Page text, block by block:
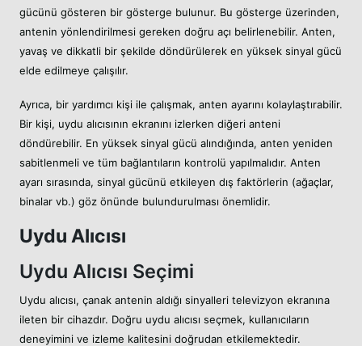
gücünü gösteren bir gösterge bulunur. Bu gösterge üzerinden,
antenin yönlendirilmesi gereken doğru açı belirlenebilir. Anten,
yavaş ve dikkatli bir şekilde döndürülerek en yüksek sinyal gücü
elde edilmeye çalışılır.
Ayrıca, bir yardımcı kişi ile çalışmak, anten ayarını kolaylaştırabilir.
Bir kişi, uydu alıcısının ekranını izlerken diğeri anteni
döndürebilir. En yüksek sinyal gücü alındığında, anten yeniden
sabitlenmeli ve tüm bağlantıların kontrolü yapılmalıdır. Anten
ayarı sırasında, sinyal gücünü etkileyen dış faktörlerin (ağaçlar,
binalar vb.) göz önünde bulundurulması önemlidir.
Uydu Alıcısı
Uydu Alıcısı Seçimi
Uydu alıcısı, çanak antenin aldığı sinyalleri televizyon ekranına
ileten bir cihazdır. Doğru uydu alıcısı seçmek, kullanıcıların
deneyimini ve izleme kalitesini doğrudan etkilemektedir.